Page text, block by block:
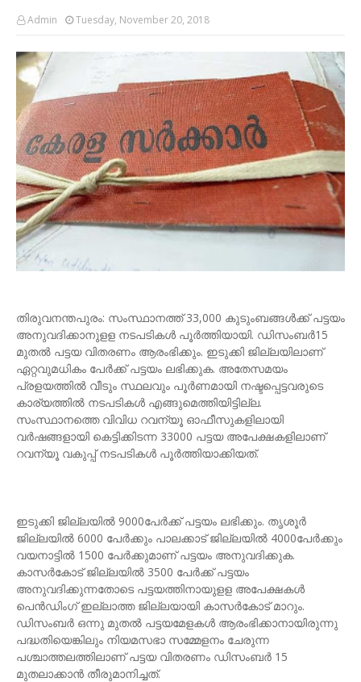
Admin Tuesday, November 20, 2018
തിരുവനന്തപുരം: സംസ്ഥാനത്ത് 33,000 കുടുംബങ്ങള്‍ക്ക് പട്ടയം
അനുവദിക്കാനുളള നടപടികള്‍ പൂര്‍ത്തിയായി. ഡിസംബര്‍15
മുതല്‍ പട്ടയ വിതരണം ആരംഭിക്കും. ഇടുക്കി ജില്ലയിലാണ്
ഏറ്റവുമധികം പേര്‍ക്ക് പട്ടയം ലഭിക്കുക. അതേസമയം
പ്രളയത്തില്‍ വീടും സ്ഥലവും പൂര്‍ണമായി നഷ്ടപ്പെട്ടവരുടെ
കാര്യത്തില്‍ നടപടികള്‍ എങ്ങുമെത്തിയിട്ടില്ല.
സംസ്ഥാനത്തെ വിവിധ റവന്യൂ ഓഫീസുകളിലായി
വര്‍ഷങ്ങളായി കെട്ടിക്കിടന്ന 33000 പട്ടയ അപേക്ഷകളിലാണ്
റവന്യൂ വകുപ്പ് നടപടികള്‍ പൂര്‍ത്തിയാക്കിയത്.
ഇടുക്കി ജില്ലയില്‍ 9000പേര്‍ക്ക് പട്ടയം ലഭിക്കും. തൃശൂര്‍
ജില്ലയില്‍ 6000 പേര്‍ക്കും പാലക്കാട് ജില്ലയില്‍ 4000പേര്‍ക്കും
വയനാട്ടില്‍ 1500 പേര്‍ക്കുമാണ് പട്ടയം അനുവദിക്കുക.
കാസര്‍കോട് ജില്ലയില്‍ 3500 പേര്‍ക്ക് പട്ടയം
അനുവദിക്കുന്നതോടെ പട്ടയത്തിനായുളള അപേക്ഷകള്‍
പെന്‍ഡിംഗ് ഇല്ലാത്ത ജില്ലയായി കാസര്‍കോട് മാറും.
ഡിസംബര്‍ ഒന്നു മുതല്‍ പട്ടയമേളകള്‍ ആരംഭിക്കാനായിരുന്നു
പദ്ധതിയെങ്കിലും നിയമസഭാ സമ്മേളനം ചേരുന്ന
പശ്ചാത്തലത്തിലാണ് പട്ടയ വിതരണം ഡിസംബര്‍ 15
മുതലാക്കാന്‍ തീരുമാനിച്ചത്.